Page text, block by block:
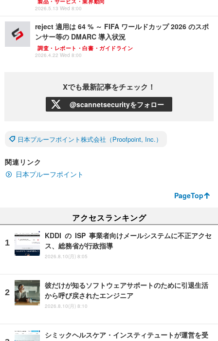
2026.5.13 Wed 8:00
reject 適用は 64 % ～ FIFA ワールドカップ 2026 のスポ
ンサー等の DMARC 導入状況
調査・レポート・白書・ガイドライン
2026.4.22 Wed 8:00
Xでも最新記事をチェック！
@scannetsecurityをフォロー
日本プルーフポイント株式会社（Proofpoint, Inc.）
関連リンク
日本プルーフポイント
PageTop
アクセスランキング
KDDI の ISP 事業者向けメールシステムに不正アクセ
ス、総務省が行政指導
2026.8.10(月) 8:05
彼だけが知るソフトウェアサポートのために引退生活
から呼び戻されたエンジニア
2026.8.10(月) 8:10
シミックヘルスケア・インスティテュートが運営を受